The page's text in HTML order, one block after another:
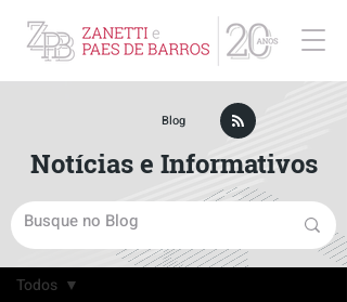
Post
Todos
Blog
Notícias e Informativos